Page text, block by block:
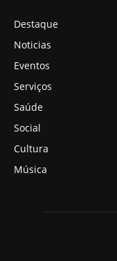
Destaque
Noticias
Eventos
Serviços
Saúde
Social
Cultura
Música